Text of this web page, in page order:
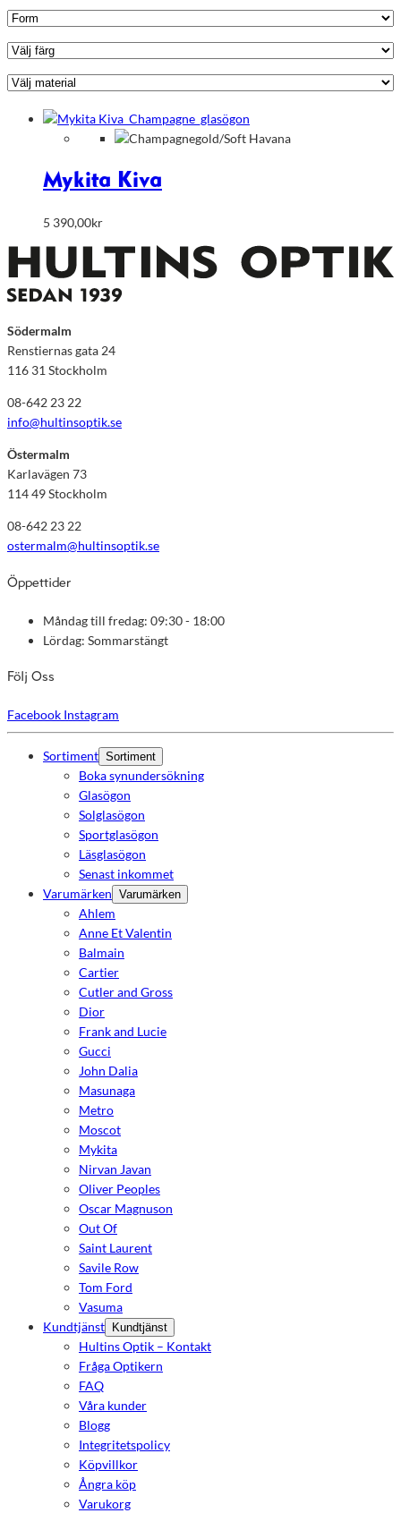
Mykita Kiva
5 390,00kr
Södermalm
Renstiernas gata 24
116 31 Stockholm
08-642 23 22
info@hultinsoptik.se
Östermalm
Karlavägen 73
114 49 Stockholm
08-642 23 22
ostermalm@hultinsoptik.se
Öppettider
Måndag till fredag: 09:30 - 18:00
Lördag: Sommarstängt
Följ Oss
Facebook Instagram
Sortiment Sortiment
Boka synundersökning
Glasögon
Solglasögon
Sportglasögon
Läsglasögon
Senast inkommet
Varumärken Varumärken
Ahlem
Anne Et Valentin
Balmain
Cartier
Cutler and Gross
Dior
Frank and Lucie
Gucci
John Dalia
Masunaga
Metro
Moscot
Mykita
Nirvan Javan
Oliver Peoples
Oscar Magnuson
Out Of
Saint Laurent
Savile Row
Tom Ford
Vasuma
Kundtjänst
Kundtjänst
Hultins Optik – Kontakt
Fråga Optikern
FAQ
Våra kunder
Blogg
Integritetspolicy
Köpvillkor
Ångra köp
Varukorg